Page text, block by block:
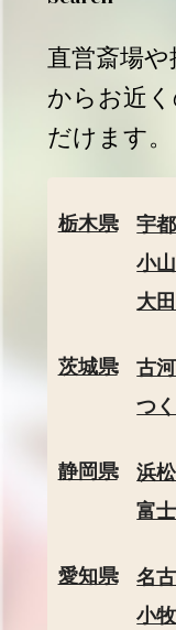
直営斎場
からお近
だけます。
栃木県 宇
小
大
茨城県 古
つ
静岡県 浜
富
愛知県 名
小